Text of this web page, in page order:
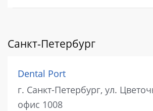
Санкт-Петербург
Dental Port
г. Санкт-Петербург, ул.
офис 1008